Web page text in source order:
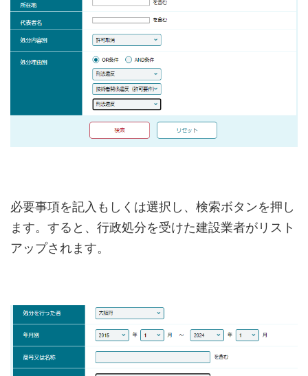
必要事項を記入もしくは選択し、検索ボタンを押し
ます。すると、行政処分を受けた建設業者がリスト
アップされます。